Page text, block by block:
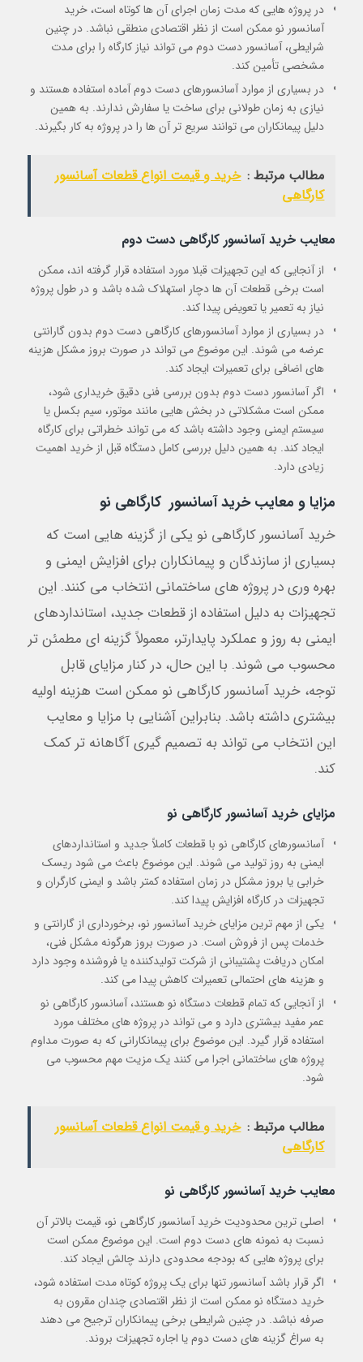
در پروژه هایی که مدت زمان اجرای آن ها کوتاه است، خرید
آسانسور نو ممکن است از نظر اقتصادی منطقی نباشد. در چنین
شرایطی، آسانسور دست دوم می تواند نیاز کارگاه را برای مدت
مشخصی تأمین کند.
در بسیاری از موارد آسانسورهای دست دوم آماده استفاده هستند و
نیازی به زمان طولانی برای ساخت یا سفارش ندارند. به همین
دلیل پیمانکاران می توانند سریع تر آن ها را در پروژه به کار بگیرند.
مطالب مرتبط : خرید و قیمت انواع قطعات آسانسور
کارگاهی
معایب خرید آسانسور کارگاهی دست دوم
از آنجایی که این تجهیزات قبلا مورد استفاده قرار گرفته اند، ممکن
است برخی قطعات آن ها دچار استهلاک شده باشد و در طول پروژه
نیاز به تعمیر یا تعویض پیدا کند.
در بسیاری از موارد آسانسورهای کارگاهی دست دوم بدون گارانتی
عرضه می شوند. این موضوع می تواند در صورت بروز مشکل هزینه
های اضافی برای تعمیرات ایجاد کند.
اگر آسانسور دست دوم بدون بررسی فنی دقیق خریداری شود،
ممکن است مشکلاتی در بخش هایی مانند موتور، سیم بکسل یا
سیستم ایمنی وجود داشته باشد که می تواند خطراتی برای کارگاه
ایجاد کند. به همین دلیل بررسی کامل دستگاه قبل از خرید اهمیت
زیادی دارد.
مزایا و معایب خرید آسانسور کارگاهی نو
خرید آسانسور کارگاهی نو یکی از گزینه هایی است که
بسیاری از سازندگان و پیمانکاران برای افزایش ایمنی و
بهره وری در پروژه های ساختمانی انتخاب می کنند. این
تجهیزات به دلیل استفاده از قطعات جدید، استانداردهای
ایمنی به روز و عملکرد پایدارتر، معمولاً گزینه ای مطمئن تر
محسوب می شوند. با این حال، در کنار مزایای قابل
توجه، خرید آسانسور کارگاهی نو ممکن است هزینه اولیه
بیشتری داشته باشد. بنابراین آشنایی با مزایا و معایب
این انتخاب می تواند به تصمیم گیری آگاهانه تر کمک
کند.
مزایای خرید آسانسور کارگاهی نو
آسانسورهای کارگاهی نو با قطعات کاملاً جدید و استانداردهای
ایمنی به روز تولید می شوند. این موضوع باعث می شود ریسک
خرابی یا بروز مشکل در زمان استفاده کمتر باشد و ایمنی کارگران و
تجهیزات در کارگاه افزایش پیدا کند.
یکی از مهم ترین مزایای خرید آسانسور نو، برخورداری از گارانتی و
خدمات پس از فروش است. در صورت بروز هرگونه مشکل فنی،
امکان دریافت پشتیبانی از شرکت تولیدکننده یا فروشنده وجود دارد
و هزینه های احتمالی تعمیرات کاهش پیدا می کند.
از آنجایی که تمام قطعات دستگاه نو هستند، آسانسور کارگاهی نو
عمر مفید بیشتری دارد و می تواند در پروژه های مختلف مورد
استفاده قرار گیرد. این موضوع برای پیمانکارانی که به صورت مداوم
پروژه های ساختمانی اجرا می کنند یک مزیت مهم محسوب می
شود.
مطالب مرتبط : خرید و قیمت انواع قطعات آسانسور
کارگاهی
معایب خرید آسانسور کارگاهی نو
اصلی ترین محدودیت خرید آسانسور کارگاهی نو، قیمت بالاتر آن
نسبت به نمونه های دست دوم است. این موضوع ممکن است
برای پروژه هایی که بودجه محدودی دارند چالش ایجاد کند.
اگر قرار باشد آسانسور تنها برای یک پروژه کوتاه مدت استفاده شود،
خرید دستگاه نو ممکن است از نظر اقتصادی چندان مقرون به
صرفه نباشد. در چنین شرایطی برخی پیمانکاران ترجیح می دهند
به سراغ گزینه های دست دوم یا اجاره تجهیزات بروند.